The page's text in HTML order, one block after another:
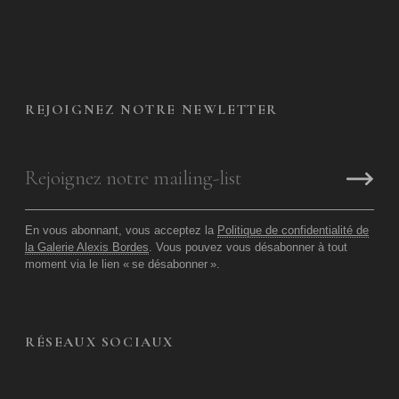
REJOIGNEZ NOTRE NEWLETTER
En vous abonnant, vous acceptez la Politique de confidentialité de
la Galerie Alexis Bordes . Vous pouvez vous désabonner à tout
moment via le lien « se désabonner ».
RÉSEAUX SOCIAUX